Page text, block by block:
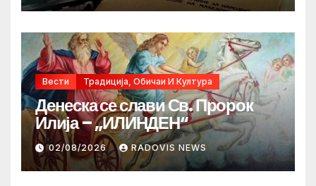
Вести Традиција, Обичаи И Култура
Денеска се слави Св. Пророк
Илија – „ИЛИНДЕН“
02/08/2026 RADOVIS NEWS